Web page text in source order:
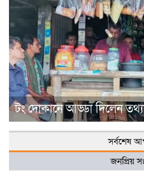
টং দোকানে আড্ডা দিলেন
সর্বশেষ
জনপ্রিয়